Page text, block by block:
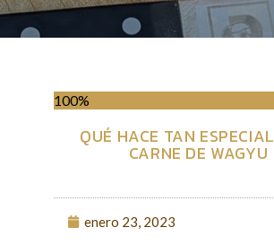
100%
QUÉ HACE TAN
CARNE DE WAGYU
enero 23, 2023